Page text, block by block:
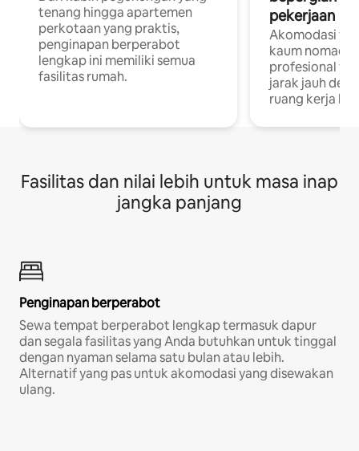
tenang hingga apartemen
perkotaan yang praktis,
penginapan berperabot
lengkap ini memiliki semua
fasilitas rumah.
pekerjaan
Akomodasi
kaum
profesional
jarak jauh
ruang kerja
Fasilitas dan nilai lebih untuk masa inap
jangka panjang
Penginapan berperabot
Sewa tempat berperabot lengkap termasuk dapur
dan segala fasilitas yang Anda butuhkan untuk tinggal
dengan nyaman selama satu bulan atau lebih.
Alternatif yang pas untuk akomodasi yang disewakan
ulang.